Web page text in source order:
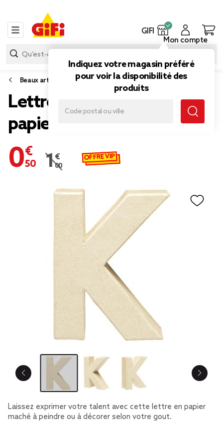
GIFI
Indiquez votre magasin préféré
pour voir la disponibilité des
produits
Mon compte
Beaux arts
Lettre K à décorer en
papier maché
0,50 €
Prix remisé de 1,00 € à 0,50 €
1,00 € OFFRE VIP
Laissez exprimer votre talent avec cette lettre en papier
maché à peindre ou à décorer selon votre gout.